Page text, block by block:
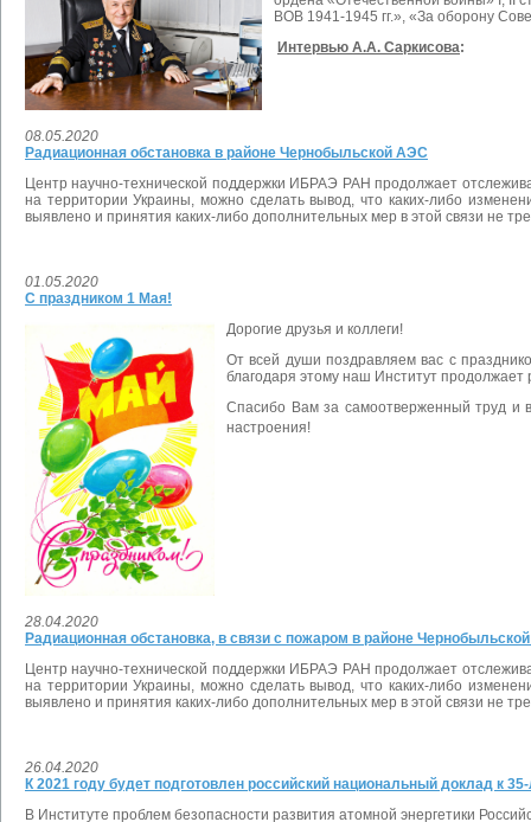
ВОВ 1941-1945 гг.», «За оборону
Интервью А.А. Саркисова:
08.05.2020
Радиационная обстановка в районе Чернобыльской АЭС
Центр научно-технической поддержки ИБРАЭ РАН продолжает
на территории Украины, можно сделать вывод, что каких-либо
выявлено и принятия каких-либо дополнительных мер в этой связи не
01.05.2020
С праздником 1 Мая!
Дорогие друзья и коллеги!
От всей души поздравляем вас с
благодаря этому наш Институт продолжает
Спасибо Вам за самоотверженный труд и
настроения!
28.04.2020
Радиационная обстановка, в связи с пожаром в районе
Центр научно-технической поддержки ИБРАЭ РАН продолжает
на территории Украины, можно сделать вывод, что каких-либо
выявлено и принятия каких-либо дополнительных мер в этой связи не
26.04.2020
К 2021 году будет подготовлен российский национальный доклад к
В Институте проблем безопасности развития атомной энергетики